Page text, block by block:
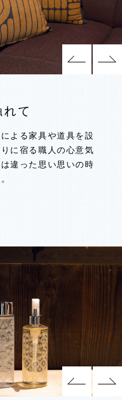
て
よる家具や道具を設
に宿る職人の心意気
違った思い思いの時
て
よる家具や道具を設
に宿る職人の心意気
違った思い思いの時
て
よる家具や道具を設
に宿る職人の心意気
違った思い思いの時
て
よる家具や道具を設
に宿る職人の心意気
違った思い思いの時
て
よる家具や道具を設
に宿る職人の心意気
違った思い思いの時